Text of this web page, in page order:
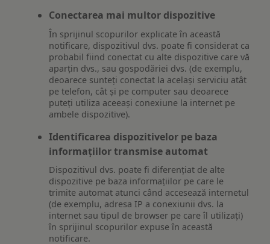
Conectarea mai multor dispozitive
În sprijinul scopurilor explicate în această
notificare, dispozitivul dvs. poate fi considerat ca
probabil fiind conectat cu alte dispozitive care vă
aparțin dvs., sau gospodăriei dvs. (de exemplu,
deoarece sunteți conectat la același serviciu atât
pe telefon, cât și pe computer sau deoarece
puteți utiliza aceeași conexiune la internet pe
ambele dispozitive).
Identificarea dispozitivelor pe baza
informațiilor transmise automat
Dispozitivul dvs. poate fi diferențiat de alte
dispozitive pe baza informațiilor pe care le
trimite automat atunci când accesează internetul
(de exemplu, adresa IP a conexiunii dvs. la
internet sau tipul de browser pe care îl utilizați)
în sprijinul scopurilor expuse în această
notificare.